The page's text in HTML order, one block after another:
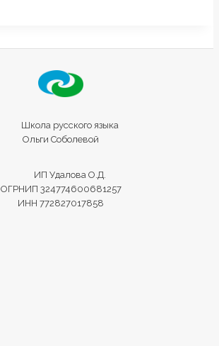
Школа русского языка
Ольги Соболевой
ИП Удалова О.Д.
ОГРНИП 324774600681257
ИНН 772827017858